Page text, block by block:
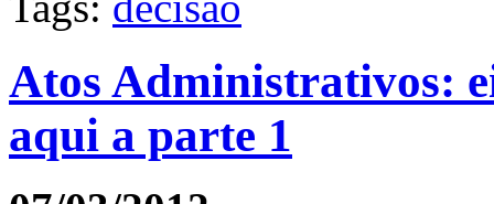
Atos Administrativos:
aqui a parte 1